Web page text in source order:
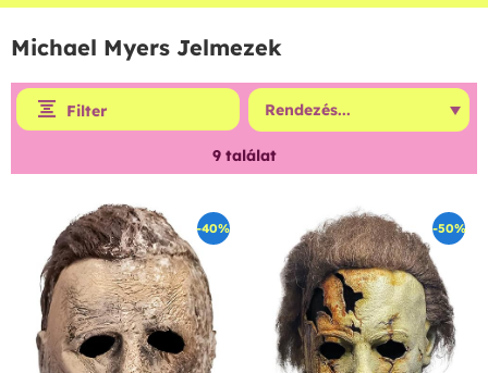
Michael Myers Jelmezek
Filter
9találat
-40% -50%